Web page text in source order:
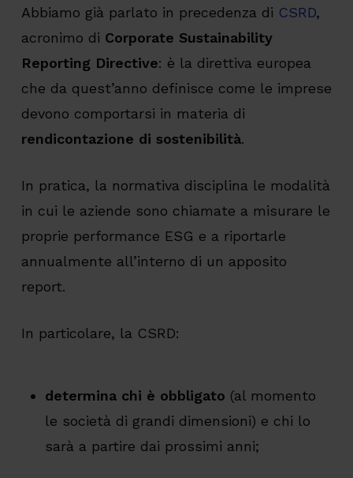
Abbiamo già parlato in precedenza di CSRD,
acronimo di Corporate Sustainability
Reporting Directive: è la direttiva europea
che da quest’anno definisce come le imprese
devono comportarsi in materia di
rendicontazione di sostenibilità.
In pratica, la normativa disciplina le modalità
in cui le aziende sono chiamate a misurare le
proprie performance ESG e a riportarle
annualmente all’interno di un apposito
report.
In particolare, la CSRD:
determina chi è obbligato (al momento
le società di grandi dimensioni) e chi lo
sarà a partire dai prossimi anni;